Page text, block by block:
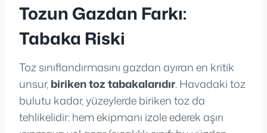
Tozun Gazdan Farkı:
Tabaka Riski
Toz sınıflandırmasını gazdan ayıran en kritik
unsur,biriken toz tabakalarıdır. Havadaki toz
bulutu kadar, yüzeylerde biriken toz da
tehlikelidir: hem ekipmanı izole ederek aşırı